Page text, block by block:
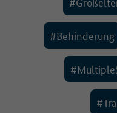
#Behinderung